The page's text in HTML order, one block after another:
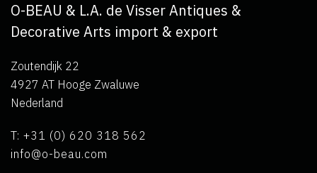
O-BEAU & L.A. de Visser Antiques &
Decorative Arts import & export
Zoutendijk 22
4927 AT Hooge Zwaluwe
Nederland
T: +31 (0) 620 318 562
info@o-beau.com